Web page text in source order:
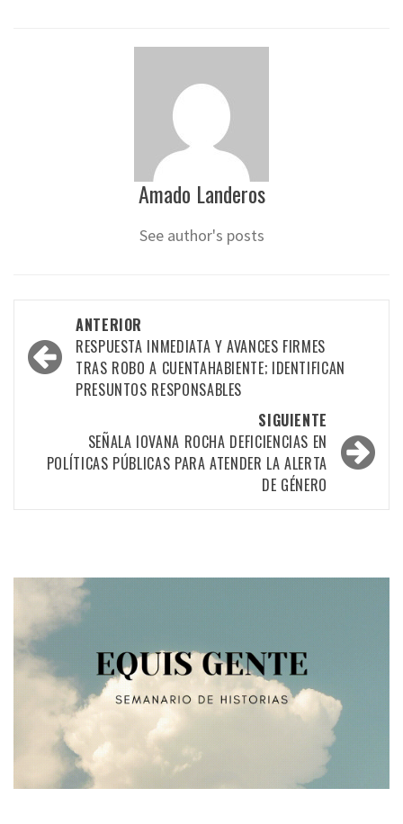
Amado Landeros
See author's posts
Navegación
por
las
ANTERIOR
RESPUESTA INMEDIATA Y AVANCES FIRMES
TRAS ROBO A CUENTAHABIENTE; IDENTIFICAN
PRESUNTOS RESPONSABLES
SIGUIENTE
SEÑALA IOVANA ROCHA DEFICIENCIAS EN
POLÍTICAS PÚBLICAS PARA ATENDER LA ALERTA
DE GÉNERO